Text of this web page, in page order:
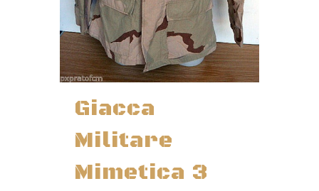
Giacca
Militare
Mimetica 3